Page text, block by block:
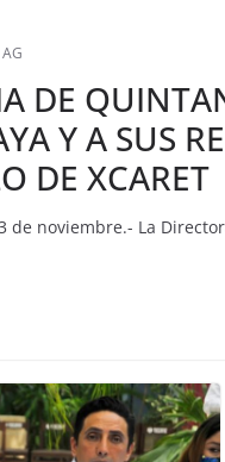
DE
Y A SUS
DE XCARET
de noviembre.- La